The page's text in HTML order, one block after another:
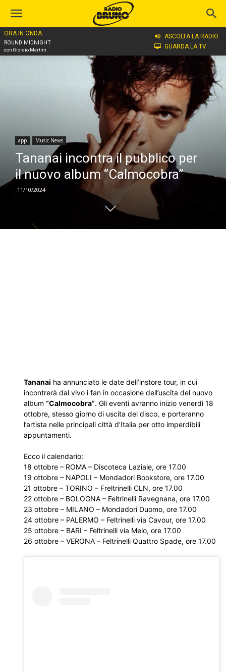
ORA IN ONDA
ROUND MIDNIGHT
con Giorgio Martini
ASCOLTA LA RADIO
GUARDA LA TV
Home
app Music News
Tananai incontra il pubblico per
il nuovo album “Calmocobra”
11/10/2024
Tananai ha annunciato le date dell’instore tour, in cui
incontrerà dal vivo i fan in occasione dell’uscita del nuovo
album “Calmocobra”. Gli eventi avranno inizio venerdì 18
ottobre, stesso giorno di uscita del disco, e porteranno
l’artista nelle principali città d’Italia per otto imperdibili
appuntamenti.
Ecco il calendario:
18 ottobre – ROMA – Discoteca Laziale, ore 17.00
19 ottobre – NAPOLI – Mondadori Bookstore, ore 17.00
21 ottobre – TORINO – Freltrinelli CLN, ore 17.00
22 ottobre – BOLOGNA – Feltrinelli Ravegnana, ore 17.00
23 ottobre – MILANO – Mondadori Duomo, ore 17.00
24 ottobre – PALERMO – Feltrinelli via Cavour, ore 17.00
25 ottobre – BARI – Feltrinelli via Melo, ore 17.00
26 ottobre – VERONA – Feltrinelli Quattro Spade, ore 17.00